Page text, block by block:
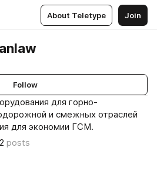
About Teletype Join
Follow
для горно-
и смежных отраслей
для экономии ГСМ.
posts